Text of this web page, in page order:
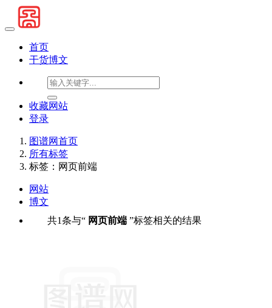
首页
干货博文
收藏网站
登录
图谱网首页
所有标签
标签：网页前端
网站
博文
共1条与“ 网页前端 ”标签相关的结果